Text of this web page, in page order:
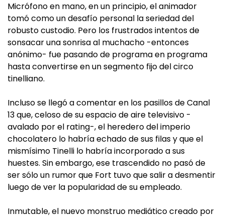
Micrófono en mano, en un principio, el animador
tomó como un desafío personal la seriedad del
robusto custodio. Pero los frustrados intentos de
sonsacar una sonrisa al muchacho -entonces
anónimo- fue pasando de programa en programa
hasta convertirse en un segmento fijo del circo
tinelliano.
Incluso se llegó a comentar en los pasillos de Canal
13 que, celoso de su espacio de aire televisivo -
avalado por el rating-, el heredero del imperio
chocolatero lo habría echado de sus filas y que el
mismísimo Tinelli lo habría incorporado a sus
huestes. Sin embargo, ese trascendido no pasó de
ser sólo un rumor que Fort tuvo que salir a desmentir
luego de ver la popularidad de su empleado.
Inmutable, el nuevo monstruo mediático creado por